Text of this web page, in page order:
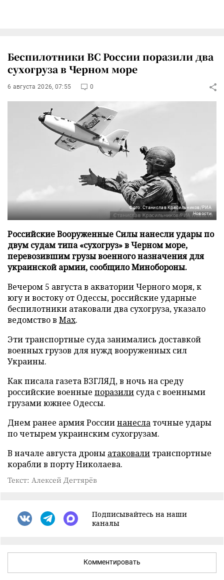
Беспилотники ВС России поразили два
сухогруза в Черном море
6 августа 2026, 07:55 0
Фото: Станислав Красильников/РИА
Новости
Российские Вооруженные Силы нанесли удары по
двум судам типа «сухогруз» в Черном море,
перевозившим грузы военного назначения для
украинской армии, сообщило Минобороны.
Вечером 5 августа в акватории Черного моря, к
югу и востоку от Одессы, российские ударные
беспилотники атаковали два сухогруза, указало
ведомство в Max.
Эти транспортные суда занимались доставкой
военных грузов для нужд вооруженных сил
Украины.
Как писала газета ВЗГЛЯД, в ночь на среду
российские военные поразили суда с военными
грузами южнее Одессы.
Днем ранее армия Россиинанесла точные удары
по четырем украинским сухогрузам.
В начале августа дроны атаковали транспортные
корабли в порту Николаева.
Текст: Алексей Дегтярёв
Подписывайтесь на наши
каналы
Комментировать